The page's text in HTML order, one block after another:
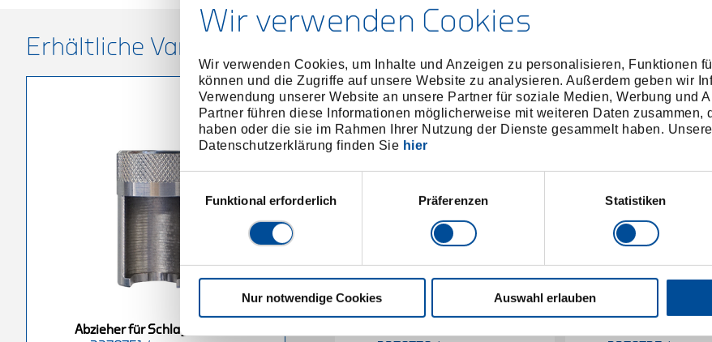
Wir verwenden Cookies
Wir verwenden Cookies, um Inhalte und Anzeigen zu personalisieren, Funktionen
können und die Zugriffe auf unsere Website zu analysieren. Außerdem geben wir
Verwendung unserer Website an unsere Partner für soziale Medien, Werbung und
Partner führen diese Informationen möglicherweise mit weiteren Daten
haben oder die sie im Rahmen Ihrer Nutzung der Dienste gesammelt haben.
Datenschutzerklärung finden Sie hier
Einwilligungsauswahl
Funktional erforderlich
Präferenzen Statistiken
Nur notwendige Cookies Auswahl erlauben
Erhältliche Varianten
Abzieher für Schlaghammer
Abzieher für Schlaghammer